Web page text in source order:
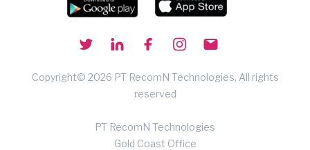
Copyright© 2026 PT RecomN Technologies, All rights
reserved
PT RecomN Technologies
Gold Coast Office